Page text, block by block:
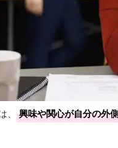
興味や関心が自分の外